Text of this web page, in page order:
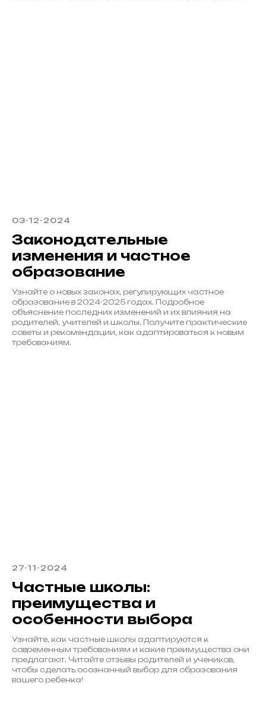
03-12-2024
Законодательные
изменения и частное
образование
Узнайте о новых законах, регулирующих частное
образование в 2024-2025 годах. Подробное
объяснение последних изменений и их влияния на
родителей, учителей и школы. Получите практические
советы и рекомендации, как адаптироваться к новым
требованиям.
27-11-2024
Частные школы:
преимущества и
особенности выбора
Узнайте, как частные школы адаптируются к
современным требованиям и какие преимущества они
предлагают. Читайте отзывы родителей и учеников,
чтобы сделать осознанный выбор для образования
вашего ребенка!